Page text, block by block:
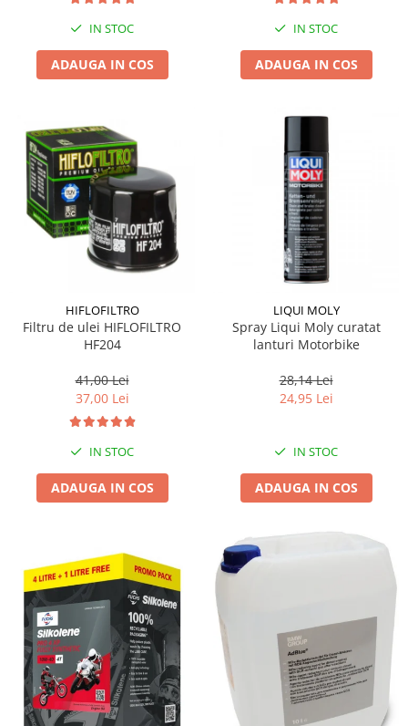
IN STOC
ADAUGA IN COS
IN STOC
ADAUGA IN COS
HIFLOFILTRO
Filtru de ulei HIFLOFILTRO
HF204
41,00 Lei
37,00 Lei
IN STOC
ADAUGA IN COS
LIQUI MOLY
Spray Liqui Moly curatat
lanturi Motorbike
28,14 Lei
24,95 Lei
IN STOC
ADAUGA IN COS